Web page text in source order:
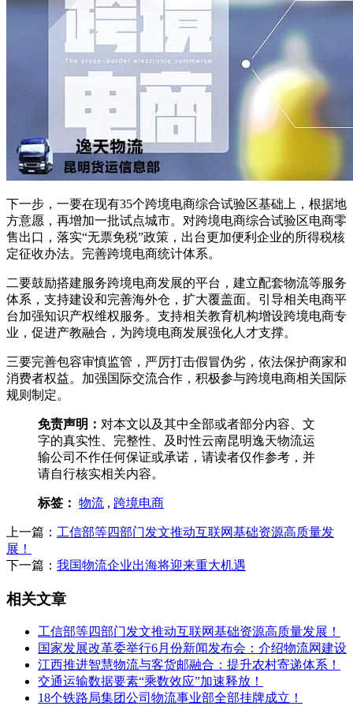
下一步，一要在现有35个跨境电商综合试验区基础上，根据地
方意愿，再增加一批试点城市。对跨境电商综合试验区电商零
售出口，落实“无票免税”政策，出台更加便利企业的所得税核
定征收办法。完善跨境电商统计体系。
二要鼓励搭建服务跨境电商发展的平台，建立配套物流等服务
体系，支持建设和完善海外仓，扩大覆盖面。引导相关电商平
台加强知识产权维权服务。支持相关教育机构增设跨境电商专
业，促进产教融合，为跨境电商发展强化人才支撑。
三要完善包容审慎监管，严厉打击假冒伪劣，依法保护商家和
消费者权益。加强国际交流合作，积极参与跨境电商相关国际
规则制定。
免责声明： 对本文以及其中全部或者部分内容、文
字的真实性、完整性、及时性云南昆明逸天物流运
输公司不作任何保证或承诺，请读者仅作参考，并
请自行核实相关内容。
标签： 物流 , 跨境电商
上一篇： 工信部等四部门发文推动互联网基础资源高质量发
展！
下一篇： 我国物流企业出海将迎来重大机遇
相关文章
工信部等四部门发文推动互联网基础资源高质量发展！
国家发展改革委举行6月份新闻发布会：介绍物流网建设
江西推进智慧物流与客货邮融合：提升农村寄递体系！
交通运输数据要素“乘数效应”加速释放！
18个铁路局集团公司物流事业部全部挂牌成立！